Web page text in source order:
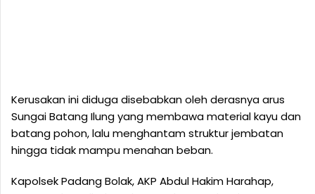
Kerusakan ini diduga disebabkan oleh derasnya arus
Sungai Batang Ilung yang membawa material kayu dan
batang pohon, lalu menghantam struktur jembatan
hingga tidak mampu menahan beban.
Kapolsek Padang Bolak, AKP Abdul Hakim Harahap,